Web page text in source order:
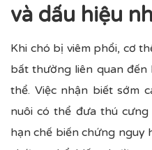
và dấu hiệu
Khi chó bị viêm phổi, cơ
bất thường liên quan
thể. Việc nhận biết sớm
nuôi có thể đưa thú
hạn chế biến chứng nguy